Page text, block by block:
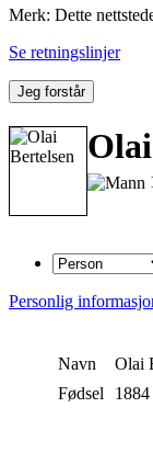
Merk: Dette
Se retningslinjer
Jeg forstår
Personlig
Navn Olai
Fødsel
1884